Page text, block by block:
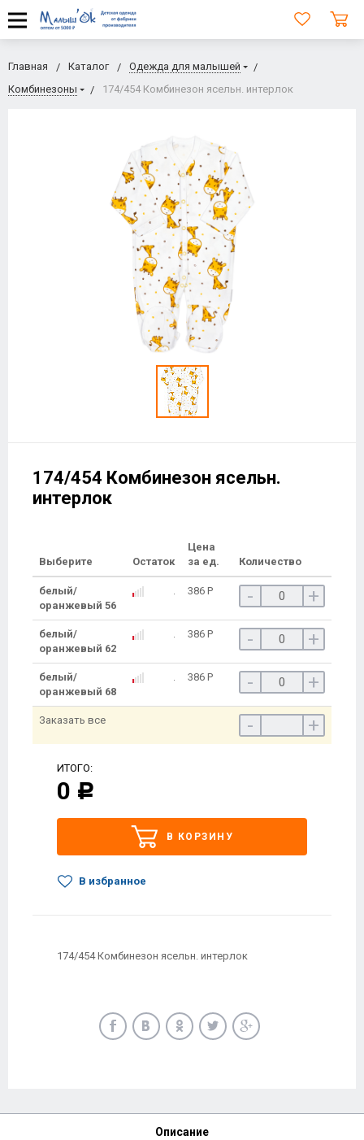
Главная Каталог
Одежда для малышей
Комбинезоны
174/454 Комбинезон ясельн. интерлок
174/454 Комбинезон ясельн.
интерлок
Выберите Остаток
Цена
за ед.
Количество
белый/
оранжевый 56
386 Р - +
белый/
оранжевый 62
386 Р - +
белый/
оранжевый 68
386 Р - +
- +
ИТОГО:
0 Р
В КОРЗИНУ
В избранное
174/454 Комбинезон ясельн. интерлок
Описание